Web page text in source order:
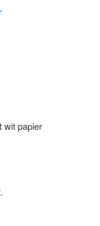
wit papier